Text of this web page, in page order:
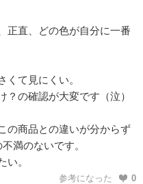
正直、どの色が自分に一番
くて見にくい。
？の確認が大変です（泣）
の商品との違いが分からず
満のないです。
い。
参考になった 0